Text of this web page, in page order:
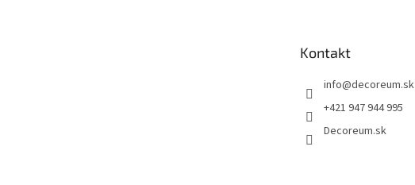
Kontakt
info@decoreum.sk
+421 947 944 995
Decoreum.sk